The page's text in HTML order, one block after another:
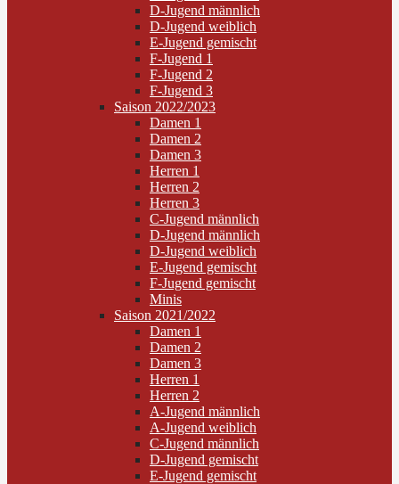
D-Jugend männlich
D-Jugend weiblich
E-Jugend gemischt
F-Jugend 1
F-Jugend 2
F-Jugend 3
Saison 2022/2023
Damen 1
Damen 2
Damen 3
Herren 1
Herren 2
Herren 3
C-Jugend männlich
D-Jugend männlich
D-Jugend weiblich
E-Jugend gemischt
F-Jugend gemischt
Minis
Saison 2021/2022
Damen 1
Damen 2
Damen 3
Herren 1
Herren 2
A-Jugend männlich
A-Jugend weiblich
C-Jugend männlich
D-Jugend gemischt
E-Jugend gemischt